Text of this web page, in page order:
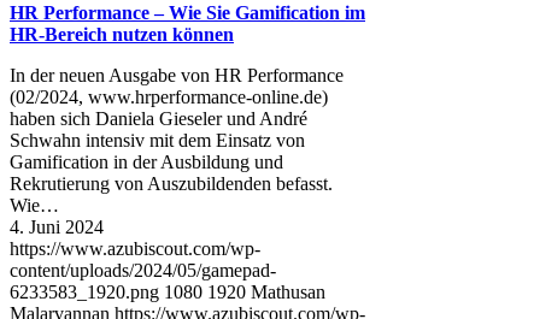
HR Performance – Wie Sie Gamification im
HR-Bereich nutzen können
In der neuen Ausgabe von HR Performance
(02/2024, www.hrperformance-online.de)
haben sich Daniela Gieseler und André
Schwahn intensiv mit dem Einsatz von
Gamification in der Ausbildung und
Rekrutierung von Auszubildenden befasst.
Wie…
4. Juni 2024
https://www.azubiscout.com/wp-
content/uploads/2024/05/gamepad-
6233583_1920.png 1080 1920 Mathusan
Malarvannan https://www.azubiscout.com/wp-